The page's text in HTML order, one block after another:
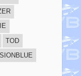
TOD